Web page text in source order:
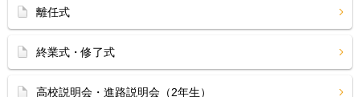
離任式
終業式・修了式
高校説明会・進路説明会（2年生）